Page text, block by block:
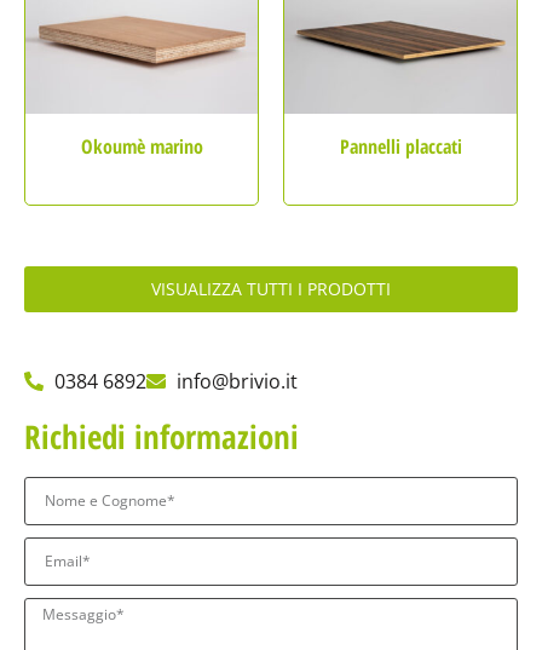
Okoumè marino Pannelli placcati
VISUALIZZA TUTTI I PRODOTTI
0384 6892 info@brivio.it
Richiedi informazioni